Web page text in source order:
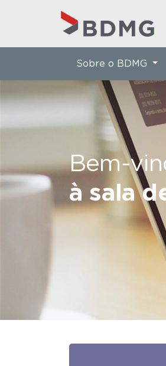
Bem-
à sala
Sobre o BDMG